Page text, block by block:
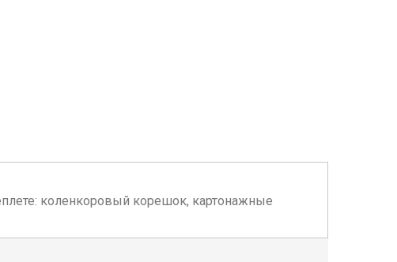
коленкоровый корешок, картонажные